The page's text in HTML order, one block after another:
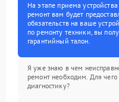
На этапе приема
ремонт вам будет
обязательств на ваше
по ремонту техники, вы
гарантийный талон.
Я уже знаю в чем
ремонт необходим. Для чего
диагностику?